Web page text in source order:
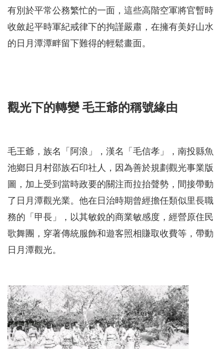
有別於平常公務繁忙的一面，這些高階空軍將官暫時
收斂起平時軍紀戒律下的拘謹嚴肅，在擁有美好山水
的日月潭潭畔留下難得的輕鬆畫面。
觀光下的轉變 毛王爺的稱號緣由
毛王爺，族名「阿浪」，漢名「毛信孝」，南投縣魚
池鄉日月村邵族石印社人，因為善於規劃觀光事業版
圖，加上受到當時政要的關注而拉抬聲勢，間接帶動
了日月潭觀光業。他在日治時期曾經擔任類似里長職
務的「甲長」，以其敏銳的商業敏感度，經營原住民
歌舞團，穿著傳統服飾和遊客照相賺取收費等，帶動
日月潭觀光。